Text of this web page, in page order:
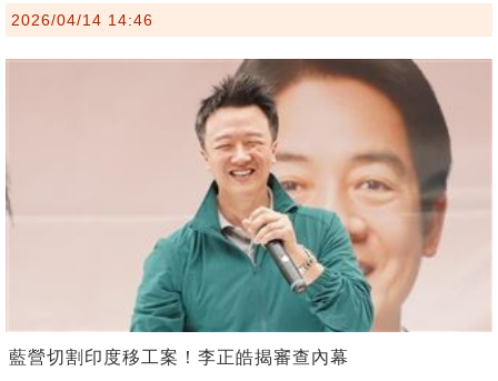
2026/04/14 14:46
藍營切割印度移工案！李正皓揭審查內幕